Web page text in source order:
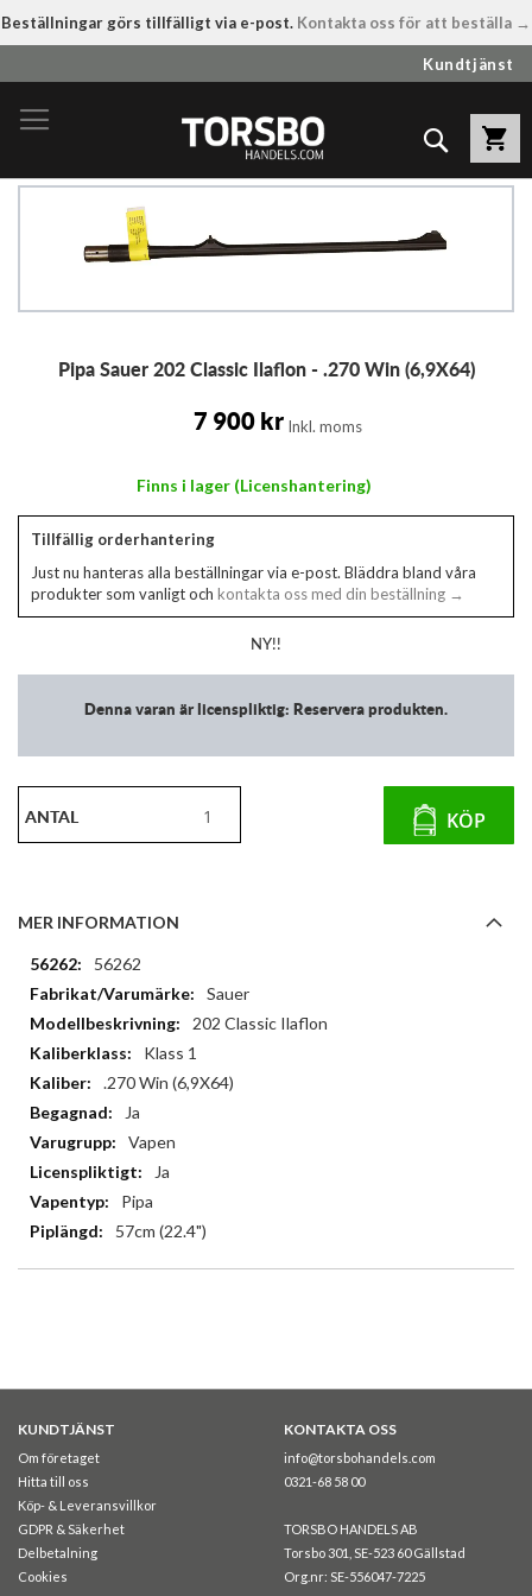
Beställningar görs tillfälligt via e-post. Kontakta oss för att beställa →
till
innehållet
Kundtjänst
Sök
Pipa Sauer 202 Classic Ilaflon - .270 Win (6,9X64)
7 900 kr Inkl. moms
Finns i lager (Licenshantering)
Tillfällig orderhantering
Just nu hanteras alla beställningar via e-post. Bläddra bland våra
produkter som vanligt och kontakta oss med din beställning →
NY!!
Denna varan är licenspliktig: Reservera produkten.
ANTAL KÖP
MER INFORMATION
Mer
information
56262
Sauer
202 Classic Ilaflon
Klass 1
.270 Win (6,9X64)
Ja
Vapen
Ja
Pipa
57cm (22.4")
KUNDTJÄNST
Om företaget
Hitta till oss
Köp- & Leveransvillkor
GDPR & Säkerhet
Delbetalning
Cookies
KONTAKTA OSS
info@torsbohandels.com
0321-68 58 00
TORSBO HANDELS AB
Torsbo 301, SE-523 60 Gällstad
Org.nr: SE-556047-7225